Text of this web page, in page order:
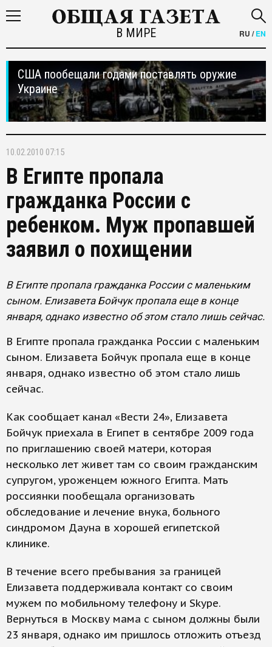
В МИРЕ RU /EN
США пообещали годами поставлять оружие
Украине
10.02.2010 07:15
В Египте пропала
гражданка России с
ребенком. Муж пропавшей
заявил о похищении
В Египте пропала гражданка России с маленьким
сыном. Елизавета Бойчук пропала еще в конце
января, однако известно об этом стало лишь сейчас.
В Египте пропала гражданка России с маленьким
сыном. Елизавета Бойчук пропала еще в конце
января, однако известно об этом стало лишь
сейчас.
Как сообщает канал «Вести 24», Елизавета
Бойчук приехала в Египет в сентябре 2009 года
по приглашению своей матери, которая
несколько лет живет там со своим гражданским
супругом, уроженцем южного Египта. Мать
россиянки пообещала организовать
обследование и лечение внука, больного
синдромом Дауна в хорошей египетской
клинике.
В течение всего пребывания за границей
Елизавета поддерживала контакт со своим
мужем по мобильному телефону и Skype.
Вернуться в Москву мама с сыном должны были
23 января, однако им пришлось отложить отъезд